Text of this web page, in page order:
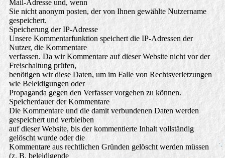
Mail-Adresse und, wenn
Sie nicht anonym posten, der von Ihnen gewählte Nutzername
gespeichert.
Speicherung der IP-Adresse
Unsere Kommentarfunktion speichert die IP-Adressen der
Nutzer, die Kommentare
verfassen. Da wir Kommentare auf dieser Website nicht vor der
Freischaltung prüfen,
benötigen wir diese Daten, um im Falle von Rechtsverletzungen
wie Beleidigungen oder
Propaganda gegen den Verfasser vorgehen zu können.
Speicherdauer der Kommentare
Die Kommentare und die damit verbundenen Daten werden
gespeichert und verbleiben
auf dieser Website, bis der kommentierte Inhalt vollständig
gelöscht wurde oder die
Kommentare aus rechtlichen Gründen gelöscht werden müssen
(z. B. beleidigende